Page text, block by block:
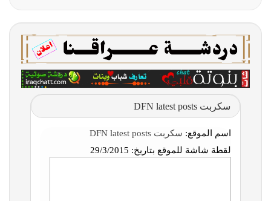
سكربت DFN latest posts
اسم الموقع: سكربت DFN latest posts
لقطة شاشة للموقع بتاريخ: